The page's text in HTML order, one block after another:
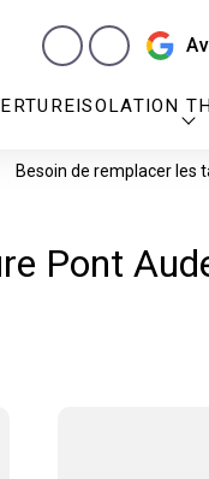
ISOLATION
Besoin de remplacer les
Pont